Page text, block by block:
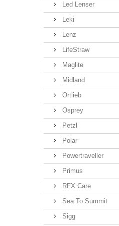
Led Lenser
Leki
Lenz
LifeStraw
Maglite
Midland
Ortlieb
Osprey
Petzl
Polar
Powertraveller
Primus
RFX Care
Sea To Summit
Sigg